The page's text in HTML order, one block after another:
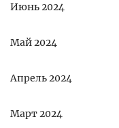
Июнь 2024
Май 2024
Апрель 2024
Март 2024